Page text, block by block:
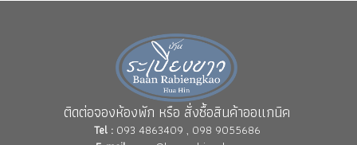
ติดต่อจองห้องพัก หรือ สั่งซื้อสินค้าออแกนิค
Tel :093 4863409 , 098 9055686